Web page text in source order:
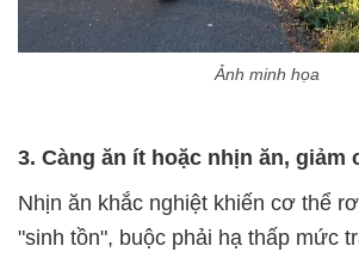
Ảnh minh họa
3. Càng ăn ít hoặc nhịn ăn, giảm
Nhịn ăn khắc nghiệt khiến cơ thể
"sinh tồn", buộc phải hạ thấp mức